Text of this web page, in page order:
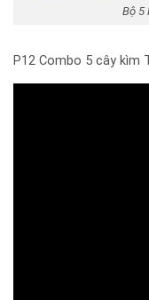
Bộ 5
P12 Combo 5 cây kìm